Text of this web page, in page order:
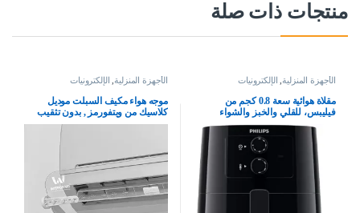
منتجات ذات صلة
الأجهزة المنزلية, الإلكترونيات
مقلاة هوائية سعة 0.8 كجم من
فيليبس، للقلي والخبز والشواء
والتحميص او إعادة التسخين، تعمل
أسود، 4.1 ليتر، 1400.0 واط
الأجهزة المنزلية, الإلكترونيات
موجه هواء مكيف السبلت موديل
كلاسيك من ويتفورمز , بدون تثقيب
للجدار , حجم قابل للتعديل ليناسب